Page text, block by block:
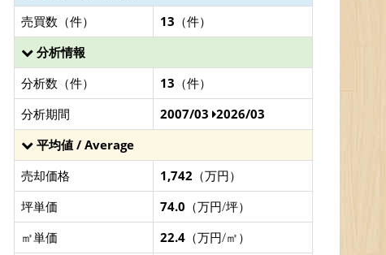
売買数（件）
13 （件）
分析情報
分析数（件）
13 （件）
分析期間
2007/03 2026/03
平均値 / Average
売却価格
1,742 （万円）
坪単価
74.0 （万円/坪）
㎡単価
22.4 （万円/㎡）